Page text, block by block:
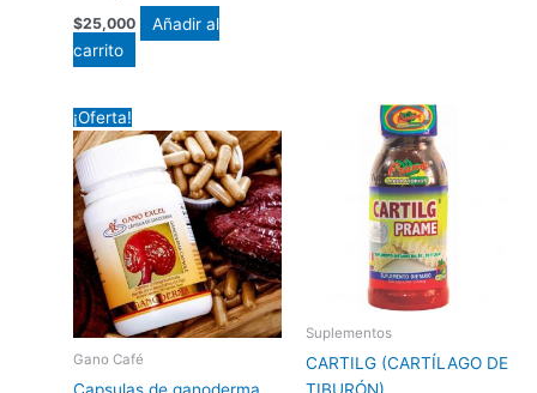
$25,000
Añadir al
carrito
¡Oferta!
Gano Café
precio
original
era:
$279,300.
precio
actual
es:
$250,000.
Suplementos
CARTILG (CARTÍLAGO DE